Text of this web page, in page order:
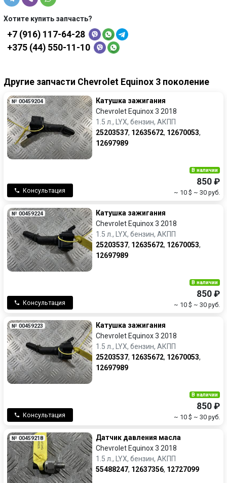
Хотите купить запчасть?
+7 (916) 117-64-28
+375 (44) 550-11-10
Другие запчасти Chevrolet Equinox 3 поколение
№ 00459204
Катушка зажигания
Chevrolet Equinox 3 2018
1.5 л., LYX, бензин, АКПП
25203537, 12635672, 12670053,
12697989
Консультация
В наличии
850 ₽
~ 10 $ ~ 30 руб.
№ 00459224
Катушка зажигания
Chevrolet Equinox 3 2018
1.5 л., LYX, бензин, АКПП
25203537, 12635672, 12670053,
12697989
Консультация
В наличии
850 ₽
~ 10 $ ~ 30 руб.
№ 00459223
Катушка зажигания
Chevrolet Equinox 3 2018
1.5 л., LYX, бензин, АКПП
25203537, 12635672, 12670053,
12697989
Консультация
В наличии
850 ₽
~ 10 $ ~ 30 руб.
№ 00459218
Датчик давления масла
Chevrolet Equinox 3 2018
1.5 л., LYX, бензин, АКПП
55488247, 12637356, 12727099